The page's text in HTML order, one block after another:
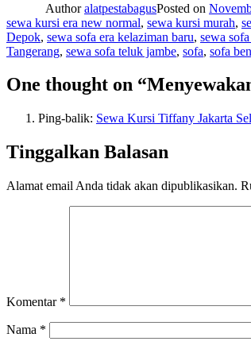
AuthoralatpestabagusPosted on
sewa kursi era new normal, sewa kursi murah,
Depok, sewa sofa era kelaziman baru, sewa
Tangerang, sewa sofa teluk jambe, sofa, sofa
One thought on
Ping-balik: Sewa Kursi Tiffany Jakarta
Tinggalkan Balasan
Alamat email Anda tidak akan dipublikasikan.
Komentar *
Nama *